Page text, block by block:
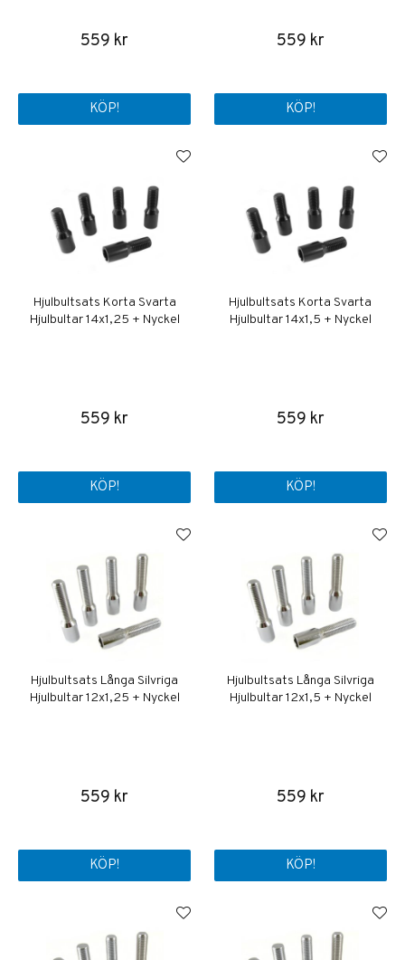
559 kr
KÖP!
559 kr
KÖP!
Hjulbultsats Korta Svarta
Hjulbultar 14x1,25 + Nyckel
559 kr
KÖP!
Hjulbultsats Korta Svarta
Hjulbultar 14x1,5 + Nyckel
559 kr
KÖP!
Hjulbultsats Långa Silvriga
Hjulbultar 12x1,25 + Nyckel
559 kr
KÖP!
Hjulbultsats Långa Silvriga
Hjulbultar 12x1,5 + Nyckel
559 kr
KÖP!